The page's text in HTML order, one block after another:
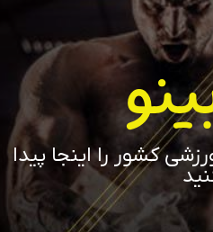
کشور را اینجا پیدا